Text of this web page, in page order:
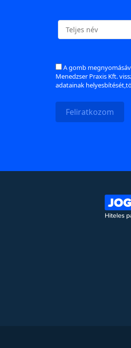
A gomb
Menedzser Praxis Kft.
adatainak
Feliratkozom